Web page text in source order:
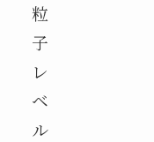
粒
子
レ
ベ
ル